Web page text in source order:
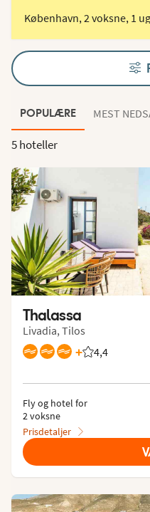
København, 2 voksne, 1
POPULÆRE MEST
5 hoteller
Thalassa
Livadia, Tilos
+ 4,4
Fly og hotel for
2 voksne
Prisdetaljer